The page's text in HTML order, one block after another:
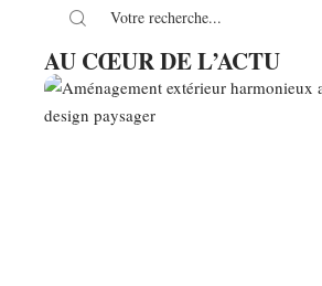
AU CŒUR DE L’ACTU